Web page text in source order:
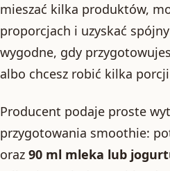
mieszać kilka produktów,
proporcjach i uzyskać
wygodne, gdy
albo chcesz robić kilka porcji
Producent podaje proste
przygotowania smoothie:
oraz 90 ml mleka lub